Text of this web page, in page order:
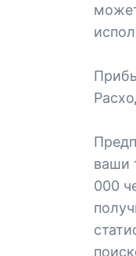
ваши
000